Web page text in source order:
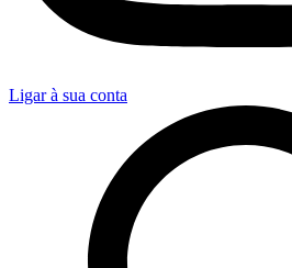
Ligar à sua conta